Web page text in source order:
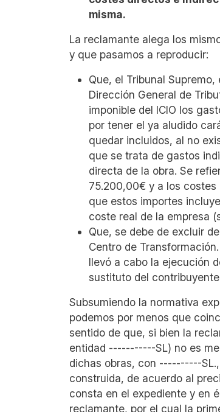
misma.
La reclamante alega los
y que pasamos a reproducir:
Que, el Tribunal
Dirección General de
imponible del ICIO los
por tener el ya aludido
quedar incluidos, al no
que se trata de gastos
directa de la obra. Se
75.200,00€ y a los costes
que estos importes
coste real de la empresa
Que, se debe de excluir
Centro de
llevó a cabo la ejecución
sustituto del
Subsumiendo la normativa
podemos por menos que
sentido de que, si bien la
entidad -----------SL) no es
dichas obras, con ----------
construida, de acuerdo al
consta en el expediente y en
reclamante, por el cual la